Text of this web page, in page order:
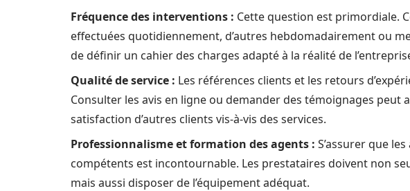
Fréquence des interventions : Cette question est primordiale.
effectuées quotidiennement, d’autres hebdomadairement ou
de définir un cahier des charges adapté à la réalité de
Qualité de service : Les références clients et les retours
Consulter les avis en ligne ou demander des témoignages peut
satisfaction d’autres clients vis-à-vis des services.
Professionnalisme et formation des agents : S’assurer que
compétents est incontournable. Les prestataires doivent non
mais aussi disposer de l’équipement adéquat.